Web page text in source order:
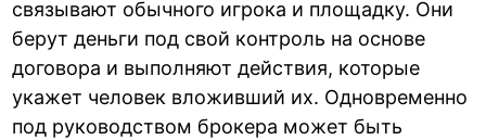
связывают обычного игрока и площадку. Они
берут деньги под свой контроль на основе
договора и выполняют действия, которые
укажет человек вложивший их. Одновременно
под руководством брокера может быть